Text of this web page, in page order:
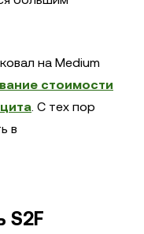
на Medium
стоимости
. С тех пор
в
S2F